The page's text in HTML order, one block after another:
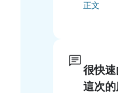
正文
很快
這次的